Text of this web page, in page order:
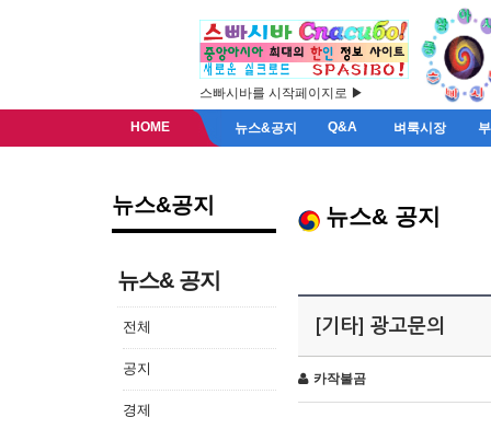
스빠시바를 시작페이지로 ▶
HOME 뉴스&공지 Q&A 벼룩시장
뉴스&공지
뉴스& 공지
전체
공지
경제
뉴스& 공지
[기타] 광고문의
카작불곰